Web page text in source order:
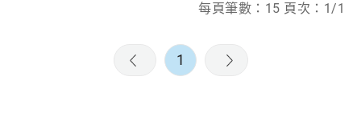
每頁筆數：15 頁次：1/1
1